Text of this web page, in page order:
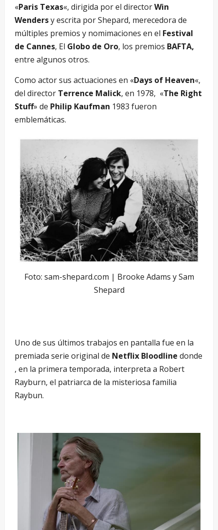
«Paris Texas«, dirigida por el directorWin
Wendersy escrita por Shepard, merecedora de
múltiples premios y nomimaciones en el Festival
de Cannes, El Globo de Oro, los premios BAFTA,
entre algunos otros.
Como actor sus actuaciones en «Days of Heaven«,
del director Terrence Malick, en 1978, «The Right
Stuff» de Philip Kaufman 1983 fueron
emblemáticas.
Foto: sam-shepard.com | Brooke Adams y Sam
Shepard
Uno de sus últimos trabajos en pantalla fue en la
premiada serie original de Netflix Bloodline donde
, en la primera temporada, interpreta a Robert
Rayburn, el patriarca de la misteriosa familia
Raybun.